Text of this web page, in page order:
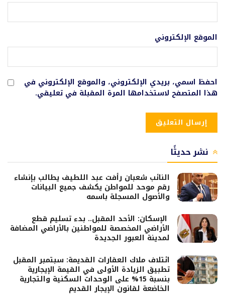
الموقع الإلكتروني
احفظ اسمي، بريدي الإلكتروني، والموقع الإلكتروني في
هذا المتصفح لاستخدامها المرة المقبلة في تعليقي.
نشر حديثًا
النائب شعبان رأفت عبد اللطيف يطالب بإنشاء
رقم موحد للمواطن يكشف جميع البيانات
والأصول المسجلة باسمه
الإسكان: الأحد المقبل.. بدء تسليم قطع
الأراضي المخصصة للمواطنين بالأراضي المضافة
لمدينة العبور الجديدة
ائتلاف ملاك العقارات القديمة: سبتمبر المقبل
تطبيق الزيادة الأولى في القيمة الإيجارية
بنسبة 15% على الوحدات السكنية والتجارية
الخاضعة لقانون الإيجار القديم